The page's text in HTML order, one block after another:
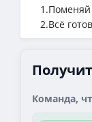
1.Поменяй
2.Всё
Команда,